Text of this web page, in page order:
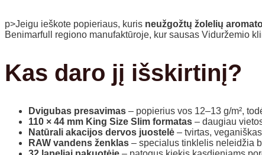
p>Jeigu ieškote popieriaus, kuris neužgožtų žolelių
Benimarfull
regiono manufaktūroje, kur sausas Viduržemio
Kas daro jį išskirtinį?
Dvigubas presavimas – popierius vos 12–13 g/m²,
110 × 44 mm King Size Slim formatas – daugiau
Natūrali akacijos dervos juostelė – tvirtas,
RAW vandens ženklas – specialus tinklelis neleidžia